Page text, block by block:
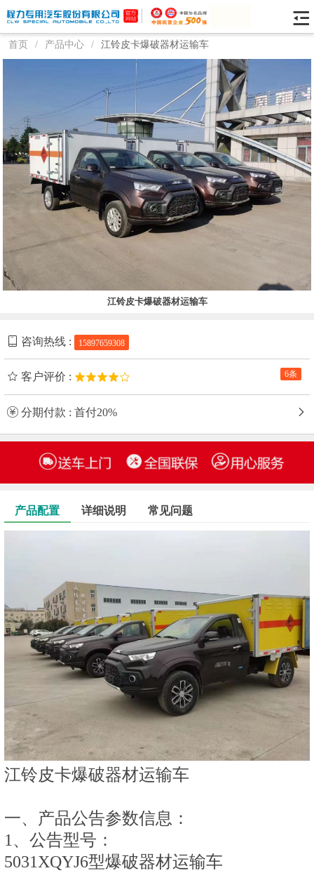
首页 / 产品中心 / 江铃皮卡爆破器材运输车
江铃皮卡爆破器材运输车
咨询热线 : 15897659308
6条
客户评价 :
分期付款 : 首付20%
产品配置 详细说明 常见问题
江铃皮卡爆破器材运输车
一、产品公告参数信息：
1、公告型号：
5031XQYJ6型爆破器材运输车